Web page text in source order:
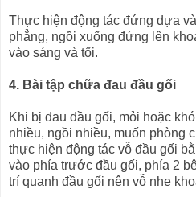
Thực hiện động tác đứng dựa
phẳng, ngồi xuống đứng lên
vào sáng và tối.
4. Bài tập chữa đau đầu gối
Khi bị đau đầu gối, mỏi hoặc
nhiều, ngồi nhiều, muốn phòng
thực hiện động tác vỗ đầu gối
vào phía trước đầu gối, phía 2
trí quanh đầu gối nên vỗ nhẹ